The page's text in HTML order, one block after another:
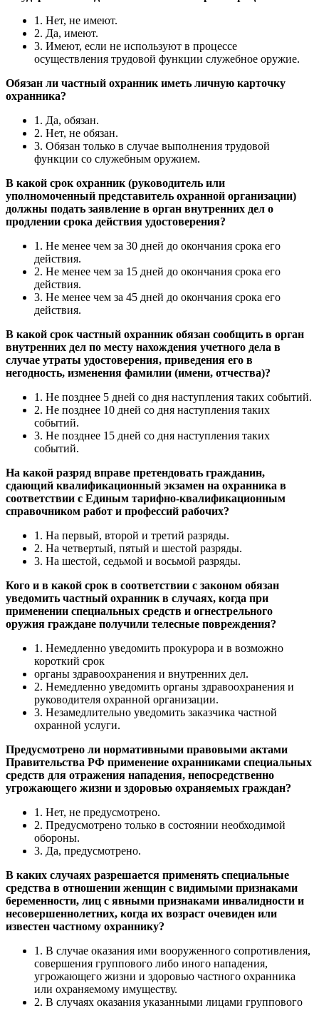
1. Нет, не имеют.
2. Да, имеют.
3. Имеют, если не используют в процессе
осуществления трудовой функции служебное оружие.
Обязан ли частный охранник иметь личную карточку
охранника?
1. Да, обязан.
2. Нет, не обязан.
3. Обязан только в случае выполнения трудовой
функции со служебным оружием.
В какой срок охранник (руководитель или
уполномоченный представитель охранной организации)
должны подать заявление в орган внутренних дел о
продлении срока действия удостоверения?
1. Не менее чем за 30 дней до окончания срока его
действия.
2. Не менее чем за 15 дней до окончания срока его
действия.
3. Не менее чем за 45 дней до окончания срока его
действия.
В какой срок частный охранник обязан сообщить в орган
внутренних дел по месту нахождения учетного дела в
случае утраты удостоверения, приведения его в
негодность, изменения фамилии (имени, отчества)?
1. Не позднее 5 дней со дня наступления таких событий.
2. Не позднее 10 дней со дня наступления таких
событий.
3. Не позднее 15 дней со дня наступления таких
событий.
На какой разряд вправе претендовать гражданин,
сдающий квалификационный экзамен на охранника в
соответствии с Единым тарифно-квалификационным
справочником работ и профессий рабочих?
1. На первый, второй и третий разряды.
2. На четвертый, пятый и шестой разряды.
3. На шестой, седьмой и восьмой разряды.
Кого и в какой срок в соответствии с законом обязан
уведомить частный охранник в случаях, когда при
применении специальных средств и огнестрельного
оружия граждане получили телесные повреждения?
1. Немедленно уведомить прокурора и в возможно
короткий срок
органы здравоохранения и внутренних дел.
2. Немедленно уведомить органы здравоохранения и
руководителя охранной организации.
3. Незамедлительно уведомить заказчика частной
охранной услуги.
Предусмотрено ли нормативными правовыми актами
Правительства РФ применение охранниками специальных
средств для отражения нападения, непосредственно
угрожающего жизни и здоровью охраняемых граждан?
1. Нет, не предусмотрено.
2. Предусмотрено только в состоянии необходимой
обороны.
3. Да, предусмотрено.
В каких случаях разрешается применять специальные
средства в отношении женщин с видимыми признаками
беременности, лиц с явными признаками инвалидности и
несовершеннолетних, когда их возраст очевиден или
известен частному охраннику?
1. В случае оказания ими вооруженного сопротивления,
совершения группового либо иного нападения,
угрожающего жизни и здоровью частного охранника
или охраняемому имуществу.
2. В случаях оказания указанными лицами группового